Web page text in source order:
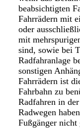
beabsichtigten
Fahrrädern mit
oder
mit
sind, sowie bei
Radfahranlage
sonstigen
Fahrrädern ist
Fahrbahn zu
Radfahren in
Radwegen
Fußgänger nicht